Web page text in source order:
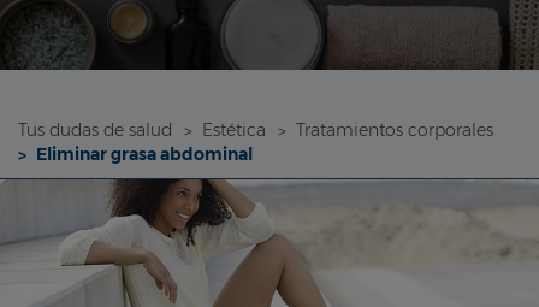
Tus dudas de salud Estética
Tratamientos corporales
Eliminar grasa abdominal